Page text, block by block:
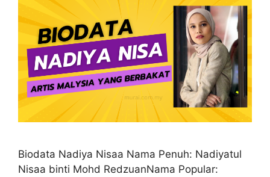
Biodata Nadiya Nisaa Nama Penuh: Nadiyatul
Nisaa binti Mohd RedzuanNama Popular: